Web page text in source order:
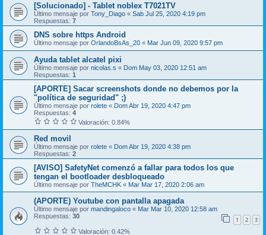
[Solucionado] - Tablet noblex T7021TV
Último mensaje por Tony_Diago « Sab Jul 25, 2020 4:19 pm
Respuestas: 7
DNS sobre https Android
Último mensaje por OrlandoBsAs_20 « Mar Jun 09, 2020 9:57 pm
Ayuda tablet alcatel pixi
Último mensaje por nicolas.s « Dom May 03, 2020 12:51 am
Respuestas: 1
[APORTE] Sacar screenshots donde no debemos por la
"política de seguridad" ;)
Último mensaje por rolete « Dom Abr 19, 2020 4:47 pm
Respuestas: 4
Valoración: 0.84%
Red movil
Último mensaje por rolete « Dom Abr 19, 2020 4:38 pm
Respuestas: 2
[AVISO] SafetyNet comenzó a fallar para todos los que
tengan el bootloader desbloqueado
Último mensaje por TheMCHK « Mar Mar 17, 2020 2:06 am
(APORTE) Youtube con pantalla apagada
Último mensaje por mandingaloco « Mar Mar 10, 2020 12:58 am
Respuestas: 30 1 2 3
Valoración: 0.42%